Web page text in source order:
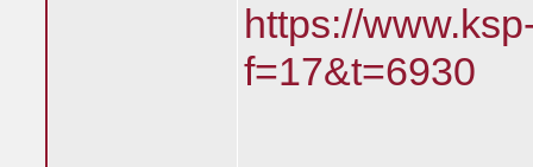
https://
f=17&t=6930